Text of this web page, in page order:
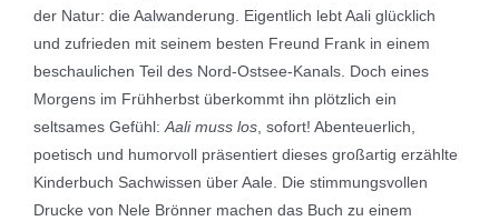
der Natur: die Aalwanderung. Eigentlich lebt Aali glücklich
und zufrieden mit seinem besten Freund Frank in einem
beschaulichen Teil des Nord-Ostsee-Kanals. Doch eines
Morgens im Frühherbst überkommt ihn plötzlich ein
seltsames Gefühl: Aali muss los , sofort! Abenteuerlich,
poetisch und humorvoll präsentiert dieses großartig erzählte
Kinderbuch Sachwissen über Aale. Die stimmungsvollen
Drucke von Nele Brönner machen das Buch zu einem